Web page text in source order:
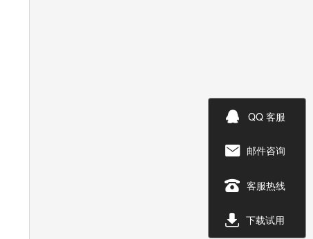
 QQ 客服
 邮件咨询
 客服热线
 下载试用